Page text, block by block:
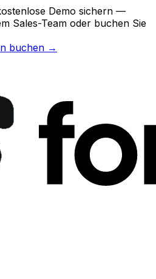
Demo sichern —
Sales-Team oder buchen Sie
buchen →